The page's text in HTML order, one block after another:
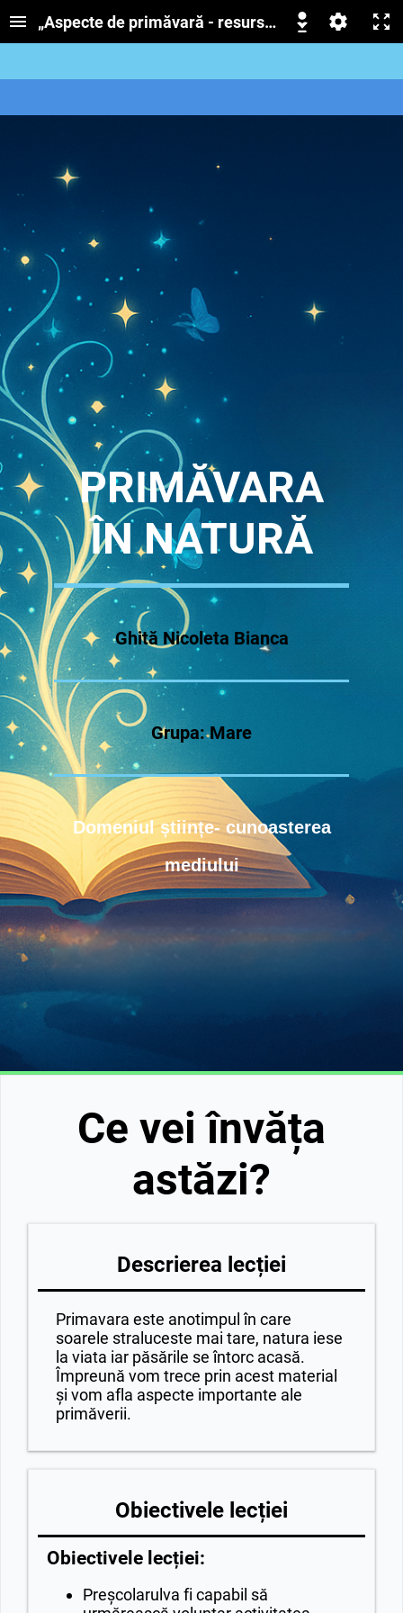
„Aspecte de primăvară - resursa educaționala
PRIMĂVARA
ÎN NATURĂ
Ghită Nicoleta Bianca
Grupa: Mare
Domeniul științe- cunoasterea
mediului
Ce vei învăța
astăzi?
Descrierea lecției
Primavara este anotimpul în care
soarele straluceste mai tare, natura iese
la viata iar păsările se întorc acasă.
Împreună vom trece prin acest material
și vom afla aspecte importante ale
primăverii.
Obiectivele lecției
Obiectivele lecției:
Preșcolarulva fi capabil să